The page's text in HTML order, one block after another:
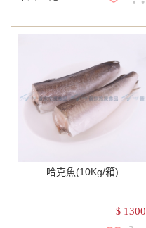
哈克魚(10Kg/箱)
$ 1300